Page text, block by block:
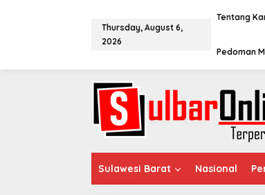
o
Thursday, August 6,
2026
Tentang
Pedoman
Sulawesi Barat Nasional